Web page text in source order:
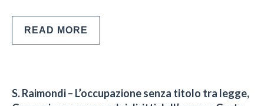
READ MORE
S. Raimondi – L’occupazione senza titolo tra legge,